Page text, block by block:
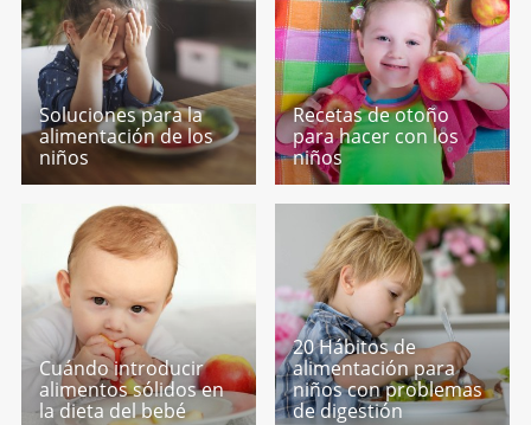
Soluciones para la
alimentación de los
niños
Recetas de otoño
para hacer con los
niños
Cuándo introducir
alimentos sólidos en
la dieta del bebé
20 Hábitos de
alimentación para
niños con problemas
de digestión